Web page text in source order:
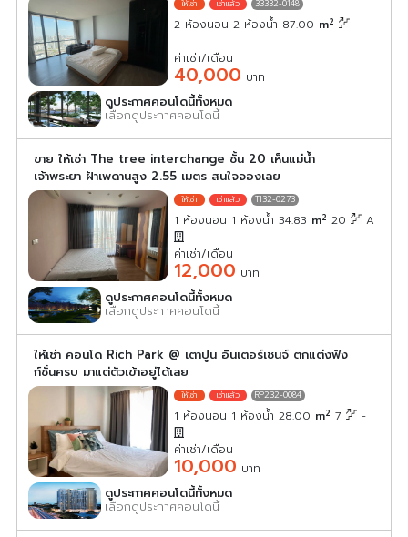
33332-0148
2 ห้องนอน 2 ห้องน้ำ 87.00 m2
ค่าเช่า/เดือน
40,000 บาท
ดูประกาศคอนโดนี้ทั้งหมด
เลือกดูประกาศคอนโดนี้
ขาย ให้เช่า The tree interchange ชั้น 20 เห็นแม่น้ำ
เจ้าพระยา ฝ้าเพดานสูง 2.55 เมตร สนใจจองเลย
TI32-0273
1 ห้องนอน 1 ห้องน้ำ 34.83 m2 20 A
ค่าเช่า/เดือน
12,000 บาท
ดูประกาศคอนโดนี้ทั้งหมด
เลือกดูประกาศคอนโดนี้
ให้เช่า คอนโด Rich Park @ เตาปูน อินเตอร์เชนจ์ ตกแต่งฟัง
ก์ชั่นครบ มาแต่ตัวเข้าอยู่ได้เลย
RP232-0084
1 ห้องนอน 1 ห้องน้ำ 28.00 m2 7 -
ค่าเช่า/เดือน
10,000 บาท
ดูประกาศคอนโดนี้ทั้งหมด
เลือกดูประกาศคอนโดนี้